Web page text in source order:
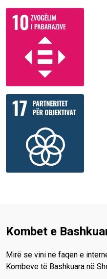
Toulouse II - Le Mirail, një
drejtën ndërkombëtare nga
diploma bachelor në drejtësi
Auckland, Zelandë e Re.
Ajo është nënë e një vajze.
Kombet e
Mirë se vini në faqen e
Kombeve të Bashkuara në